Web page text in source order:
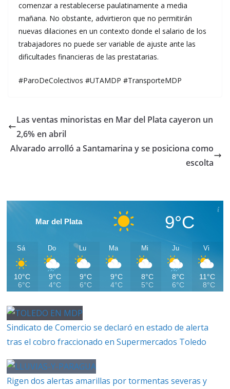
comenzar a restablecerse paulatinamente a media
mañana. No obstante, advirtieron que no permitirán
nuevas dilaciones en un contexto donde el salario de los
trabajadores no puede ser variable de ajuste ante las
dificultades financieras de las prestatarias.
#ParoDeColectivos #UTAMDP #TransporteMDP
Las ventas minoristas en Mar del Plata cayeron un
2,6% en abril
Alvarado arrolló a Santamarina y se posiciona como
escolta
Mar del Plata 9°C
Sá
10°C
6°C
Do
9°C
4°C
Lu
9°C
6°C
Ma
9°C
4°C
Mi
8°C
5°C
Ju
8°C
6°C
Vi
11°C
8°C
Sindicato de Comercio se declaró en estado de alerta
tras el cobro fraccionado en Supermercados Toledo
Rigen dos alertas amarillas por tormentas severas y